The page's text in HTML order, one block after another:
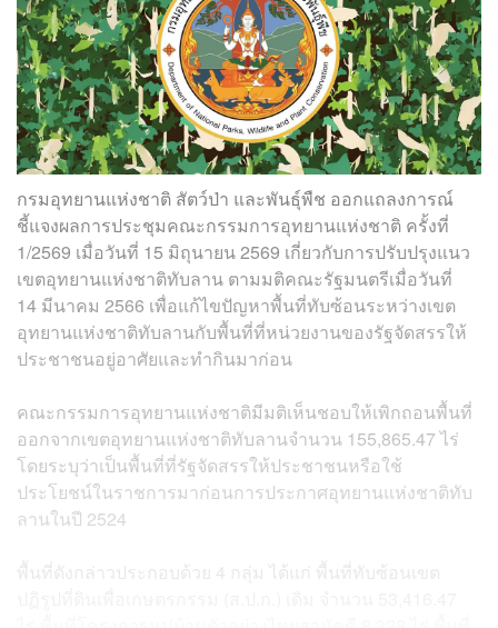
กรมอุทยานแห่งชาติ สัตว์ป่า และพันธุ์พืช ออกแถลงการณ์
ชี้แจงผลการประชุมคณะกรรมการอุทยานแห่งชาติ ครั้งที่
1/2569 เมื่อวันที่ 15 มิถุนายน 2569 เกี่ยวกับการปรับปรุงแนว
เขตอุทยานแห่งชาติทับลาน ตามมติคณะรัฐมนตรีเมื่อวันที่
14 มีนาคม 2566 เพื่อแก้ไขปัญหาพื้นที่ทับซ้อนระหว่างเขต
อุทยานแห่งชาติทับลานกับพื้นที่ที่หน่วยงานของรัฐจัดสรรให้
ประชาชนอยู่อาศัยและทำกินมาก่อน
คณะกรรมการอุทยานแห่งชาติมีมติเห็นชอบให้เพิกถอนพื้นที่
ออกจากเขตอุทยานแห่งชาติทับลานจำนวน 155,865.47 ไร่
โดยระบุว่าเป็นพื้นที่ที่รัฐจัดสรรให้ประชาชนหรือใช้
ประโยชน์ในราชการมาก่อนการประกาศอุทยานแห่งชาติทับ
ลานในปี 2524
พื้นที่ดังกล่าวประกอบด้วย 4 กลุ่ม ได้แก่ พื้นที่ทับซ้อนเขต